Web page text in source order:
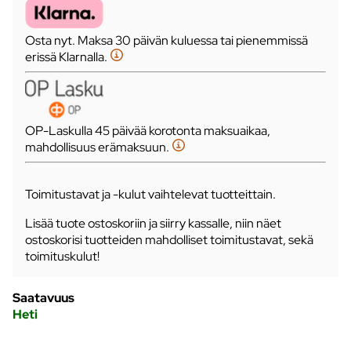
Osta nyt. Maksa 30 päivän kuluessa tai pienemmissä
erissä Klarnalla.
OP-Laskulla 45 päivää korotonta maksuaikaa,
mahdollisuus erämaksuun.
Toimitustavat ja -kulut vaihtelevat tuotteittain.
Lisää tuote ostoskoriin ja siirry kassalle, niin näet
ostoskorisi tuotteiden mahdolliset toimitustavat, sekä
toimituskulut!
Saatavuus
Heti